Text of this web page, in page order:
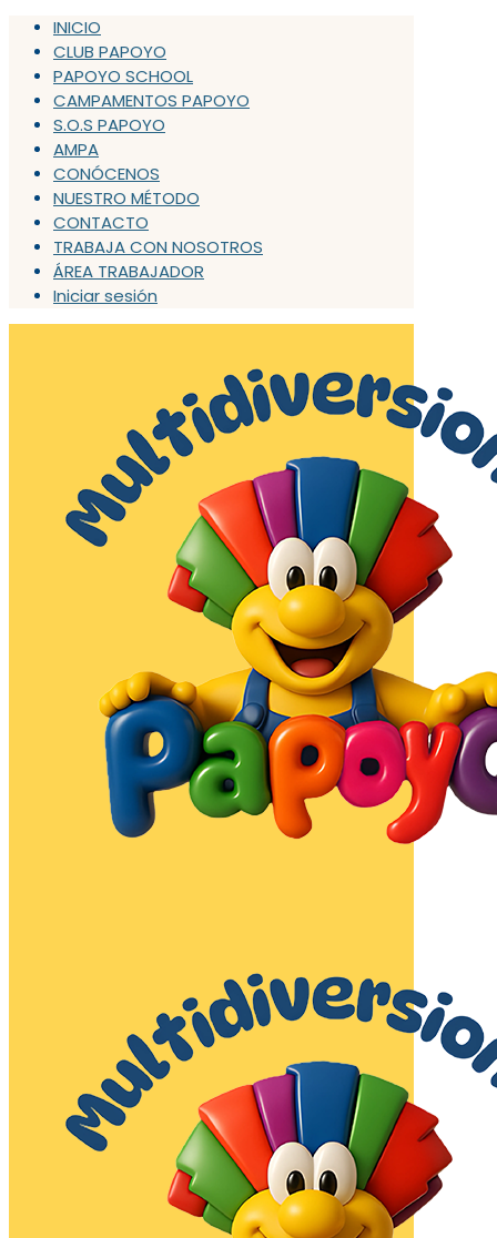
INICIO
CLUB PAPOYO
PAPOYO SCHOOL
CAMPAMENTOS PAPOYO
S.O.S PAPOYO
AMPA
CONÓCENOS
NUESTRO MÉTODO
CONTACTO
TRABAJA CON NOSOTROS
ÁREA TRABAJADOR
Iniciar sesión